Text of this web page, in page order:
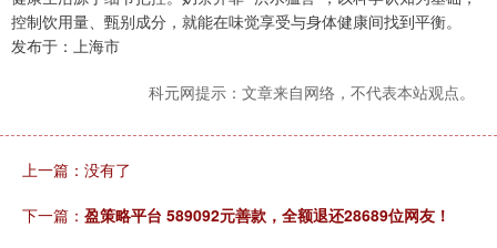
控制饮用量、甄别成分，就能在味觉享受与身体健康间找到平衡。
发布于：上海市
科元网提示：文章来自网络，不代表本站观点。
上一篇：没有了
下一篇： 盈策略平台 589092元善款，全额退还28689位网友！